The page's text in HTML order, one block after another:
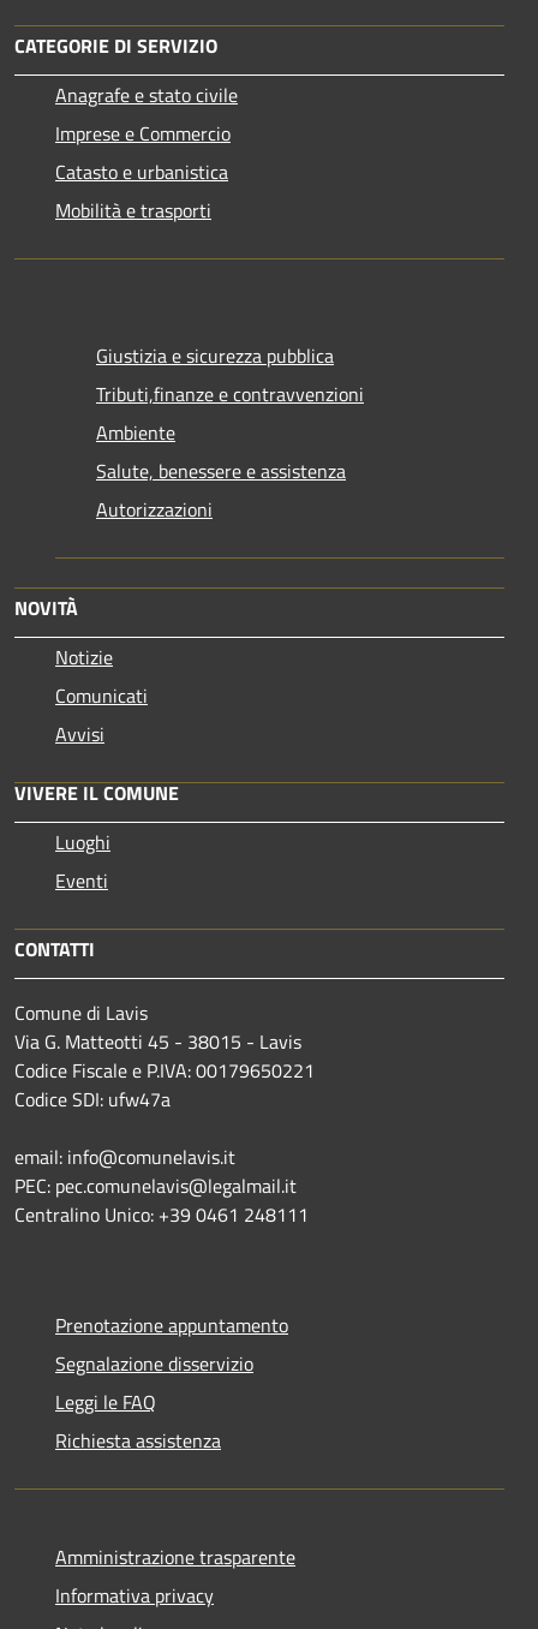
CATEGORIE DI SERVIZIO
Anagrafe e stato civile
Imprese e Commercio
Catasto e urbanistica
Mobilità e trasporti
Giustizia e sicurezza pubblica
Tributi,finanze e contravvenzioni
Ambiente
Salute, benessere e assistenza
Autorizzazioni
NOVITÀ
Notizie
Comunicati
Avvisi
VIVERE IL COMUNE
Luoghi
Eventi
CONTATTI
Comune di Lavis
Via G. Matteotti 45 - 38015 - Lavis
Codice Fiscale e P.IVA: 00179650221
Codice SDI: ufw47a
email: info@comunelavis.it
PEC: pec.comunelavis@legalmail.it
Centralino Unico: +39 0461 248111
Prenotazione appuntamento
Segnalazione disservizio
Leggi le FAQ
Richiesta assistenza
Amministrazione trasparente
Informativa privacy